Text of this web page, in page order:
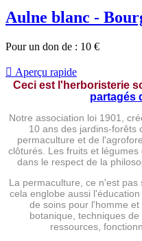
Aulne blanc -
Pour un don de : 10 €
 Aperçu rapide
Ceci est l'herboristerie
partagés
Notre association loi 1901,
10 ans des jardins-forêts
permaculture et de
clôturés. Les fruits et
dans le respect de la
La permaculture, ce n'est
cela englobe aussi
de soins pour l'homme
botanique, techniques
ressources,